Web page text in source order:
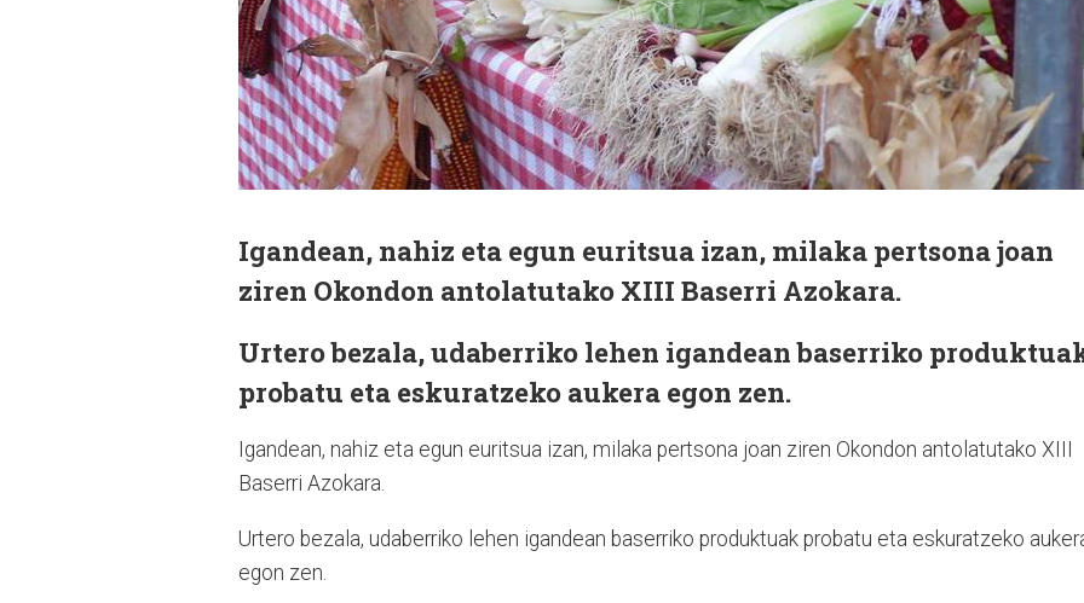
Igandean, nahiz eta egun euritsua izan, milaka pertsona joan
ziren Okondon antolatutako XIII Baserri Azokara.
Urtero bezala, udaberriko lehen igandean baserriko
probatu eta eskuratzeko aukera egon zen.
Igandean, nahiz eta egun euritsua izan, milaka pertsona joan ziren Okondon antolatutako XIII
Baserri Azokara.
Urtero bezala, udaberriko lehen igandean baserriko produktuak probatu eta eskuratzeko
egon zen.